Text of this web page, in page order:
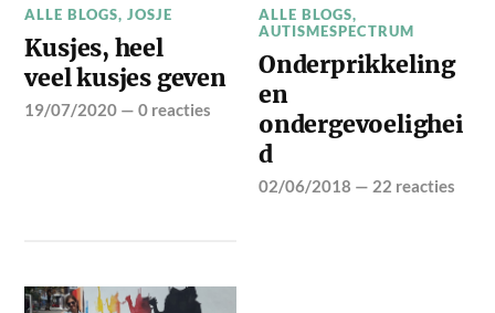
ALLE BLOGS,JOSJE
Kusjes, heel
veel kusjes geven
19/07/2020 —0 reacties
ALLE BLOGS,
AUTISMESPECTRUM
Onderprikkeling
en
ondergevoelighei
d
02/06/2018 — 22 reacties